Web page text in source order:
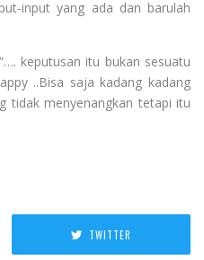
input yang ada dan barulah
keputusan itu bukan sesuatu
..Bisa saja kadang kadang
tidak menyenangkan tetapi itu
TWITTER